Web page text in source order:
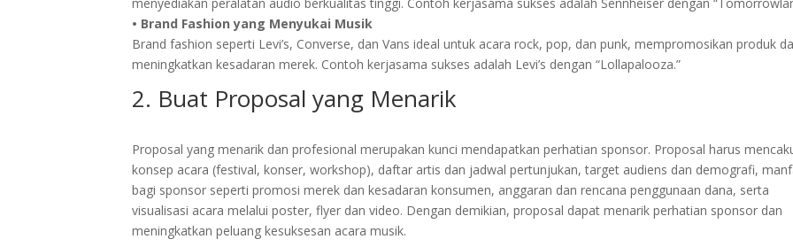
• Brand Fashion yang Menyukai Musik
Brand fashion seperti Levi’s, Converse, dan Vans ideal untuk acara rock, pop, dan punk, mempromosikan produk
meningkatkan kesadaran merek. Contoh kerjasama sukses adalah Levi’s dengan “Lollapalooza.”
2. Buat Proposal yang Menarik
​Proposal yang menarik dan profesional merupakan kunci mendapatkan perhatian sponsor. Proposal harus
konsep acara (festival, konser, workshop), daftar artis dan jadwal pertunjukan, target audiens dan demografi,
bagi sponsor seperti promosi merek dan kesadaran konsumen, anggaran dan rencana penggunaan dana, serta
visualisasi acara melalui poster, flyer dan video. Dengan demikian, proposal dapat menarik perhatian sponsor dan
meningkatkan peluang kesuksesan acara musik.